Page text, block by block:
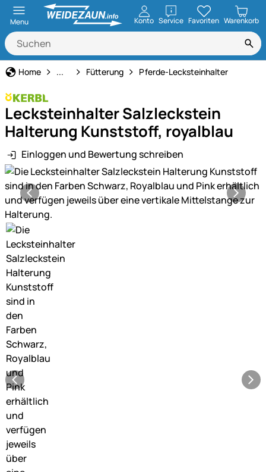
Menu Konto ServiceöffnenFavoriten Warenkorb
Home Pferdehaltung
... Fütterung Pferde-Lecksteinhalter
Lecksteinhalter Salzleckstein
Halterung Kunststoff, royalblau
Einloggen und Bewertung schreiben
Produktgalerie